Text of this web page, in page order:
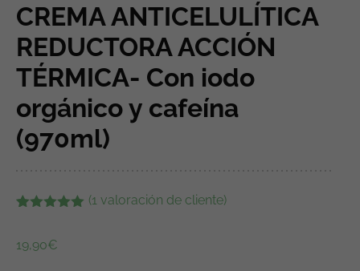
CREMA ANTICELULÍTICA
REDUCTORA ACCIÓN
TÉRMICA- Con iodo
orgánico y cafeína
(970ml)
5 en base
(1 valoración de cliente)
19,90€